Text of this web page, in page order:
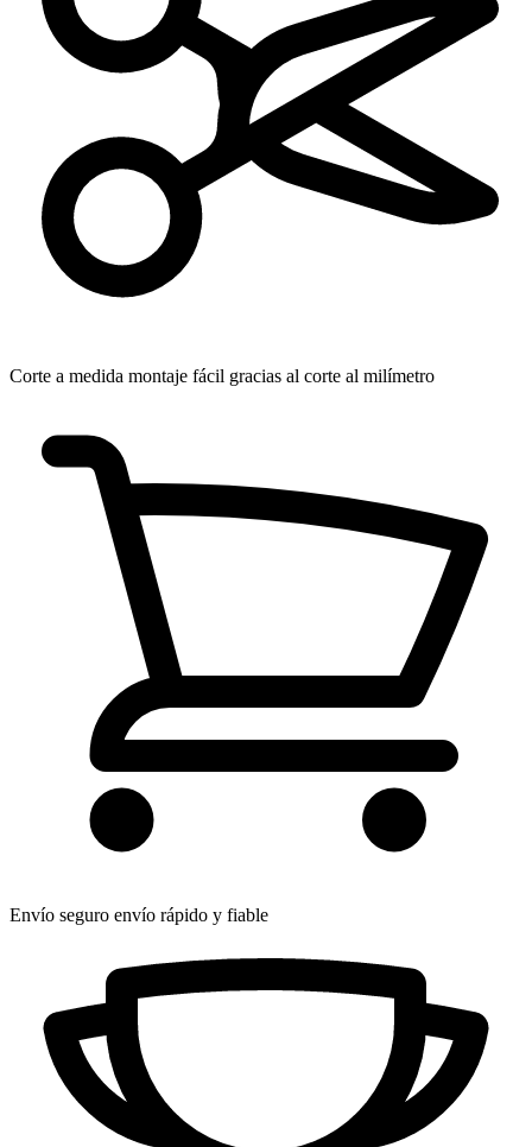
Corte a medida montaje fácil gracias al corte al milímetro
Envío seguro envío rápido y fiable